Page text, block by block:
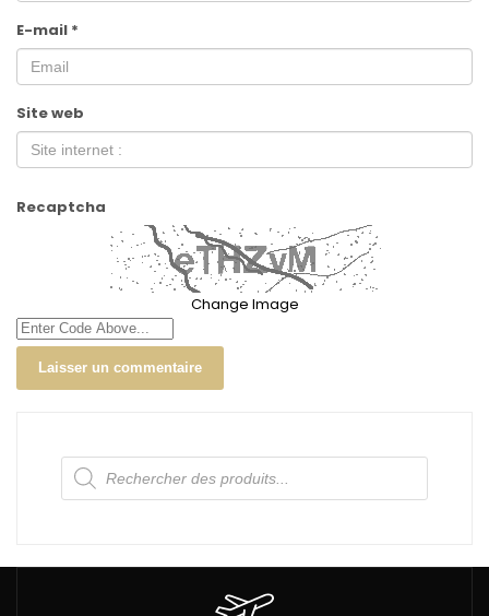
E-mail *
Site web
Recaptcha
Change Image
Recherche
de
produits